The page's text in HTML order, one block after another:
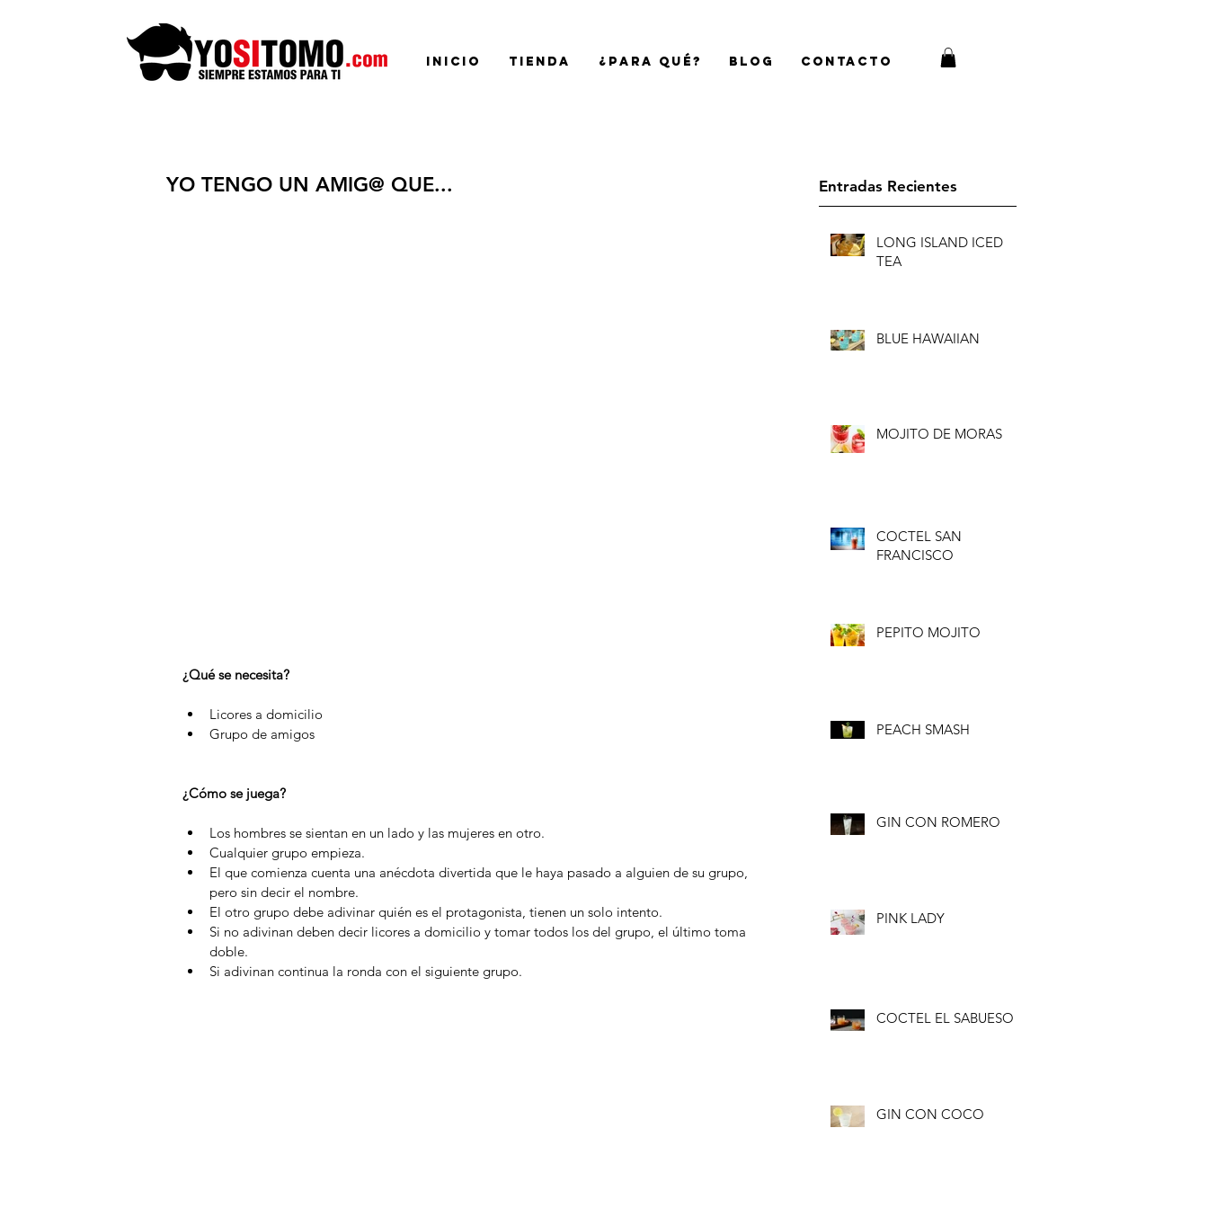
Inicio Tienda ¿Para qué? Blog Contacto
YO TENGO UN AMIG@ QUE...
¿Qué se necesita?
Licores a domicilio
Grupo de amigos
¿Cómo se juega?
Los hombres se sientan en un lado y las mujeres en otro.
Cualquier grupo empieza.
El que comienza cuenta una anécdota divertida que le haya pasado a alguien de su grupo,
pero sin decir el nombre.
El otro grupo debe adivinar quién es el protagonista, tienen un solo intento.
Si no adivinan deben decir licores a domicilio y tomar todos los del grupo, el último toma
doble.
Si adivinan continua la ronda con el siguiente grupo.
Entradas Recientes
LONG ISLAND ICED
TEA
BLUE HAWAIIAN
MOJITO DE MORAS
COCTEL SAN
FRANCISCO
PEPITO MOJITO
PEACH SMASH
GIN CON ROMERO
PINK LADY
COCTEL EL SABUESO
GIN CON COCO